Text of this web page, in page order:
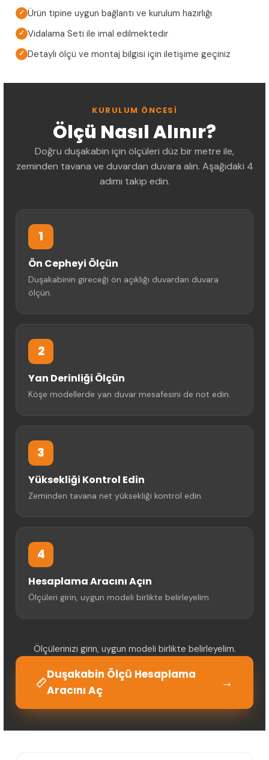
✓ Ürün tipine uygun bağlantı ve kurulum hazırlığı
✓ Vidalama Seti ile imal edilmektedir
✓ Detaylı ölçü ve montaj bilgisi için iletişime geçiniz
KURULUM ÖNCESI
Ölçü Nasıl Alınır?
Doğru duşakabin için ölçüleri düz bir metre ile,
zeminden tavana ve duvardan duvara alın. Aşağıdaki 4
adımı takip edin.
1
Ön Cepheyi Ölçün
Duşakabinin gireceği ön açıklığı duvardan duvara
ölçün.
2
Yan Derinliği Ölçün
Köşe modellerde yan duvar mesafesini de not edin.
3
Yüksekliği Kontrol Edin
Zeminden tavana net yüksekliği kontrol edin.
4
Hesaplama Aracını Açın
Ölçüleri girin, uygun modeli birlikte belirleyelim.
Ölçülerinizi girin, uygun modeli birlikte belirleyelim.
Duşakabin Ölçü Hesaplama
Aracını Aç
→